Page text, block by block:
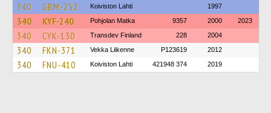
340 GBM-252 Koiviston Lahti 1997
340 KYF-240 Pohjolan Matka 9357 2000 2023
340 CYK-130 Transdev Finland 228 2004
340 FKN-371 Vekka Liikenne P123619 2012
340 FNU-410 Koiviston Lahti 421948 374 2019